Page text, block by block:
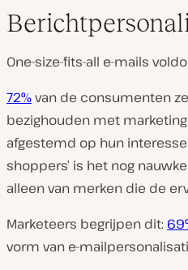
One-size-fits-all e-mails
72%van de consumenten
bezighouden met
afgestemd op hun
shoppers’ is het nog
alleen van merken die de
Marketeers begrijpen dit:
vorm van e-